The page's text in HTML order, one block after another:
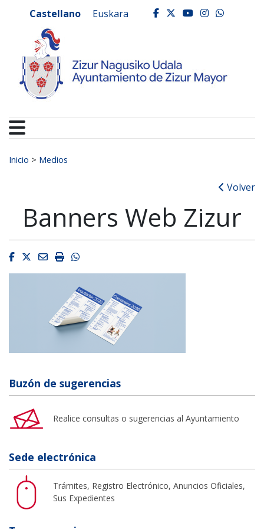
Ayuntamiento de
Castellano Euskara facebook
twitter
youtube
Buscar:
Inicio > Medios
Volver
Banners Web Zizur
Facebook
Twitter
EmailImprimirWhatsapp
Buzón de sugerencias
Realice consultas o sugerencias al Ayuntamiento
Sede electrónica
Trámites, Registro Electrónico, Anuncios Oficiales,
Sus Expedientes